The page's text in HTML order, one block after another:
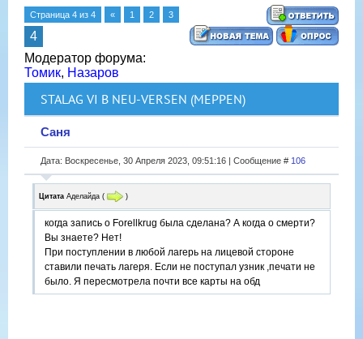
Страница 4 из 4 « 1 2 3
4
Модератор форума:
Томик, Назаров
STALAG VI B NEU-VERSEN (MEPPEN)
Саня
Дата: Воскресенье, 30 Апреля 2023, 09:51:16 | Сообщение # 106
Цитата Аделайда ( )
когда запись о Forellkrug была сделана? А когда о смерти?
Вы знаете? Нет!
При поступлении в любой лагерь на лицевой стороне
ставили печать лагеря. Если не поступал узник ,печати не
было. Я пересмотрела почти все карты на обд